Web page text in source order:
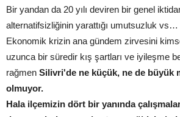
Bir yandan da 20 yılı deviren bir genel
alternatifsizliğinin yarattığı umutsuzluk vs…
Ekonomik krizin ana gündem zirvesini
uzunca bir süredir kış şartları ve iyileşme
rağmen Silivri'de ne küçük, ne de büyük
olmuyor.
Hala ilçemizin dört bir yanında